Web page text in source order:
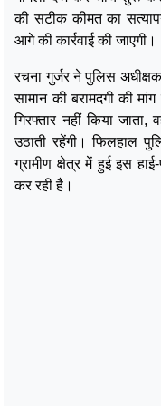
की सटीक कीमत का
आगे की कार्रवाई की जाएगी।
रचना गुर्जर ने पुलिस
सामान की बरामदगी की
गिरफ्तार नहीं किया
उठाती रहेंगी। फिलहाल
ग्रामीण क्षेत्र में हुई इस
कर रही है।